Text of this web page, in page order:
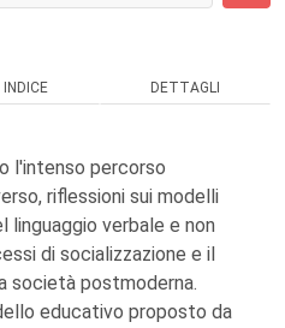
INDICE DETTAGLI
l'intenso percorso
riflessioni sui modelli
linguaggio verbale e non
di socializzazione e il
società postmoderna.
educativo proposto da